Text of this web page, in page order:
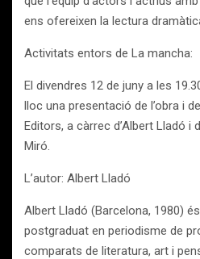
ens ofereixen la lectura
Activitats entors de La mancha:
El divendres 12 de juny a les
lloc una presentació de l’obra i
Editors, a càrrec d’Albert Lladó i
Miró.
L’autor: Albert Lladó
Albert Lladó (Barcelona, 1980)
postgraduat en periodisme de
comparats de literatura, art i